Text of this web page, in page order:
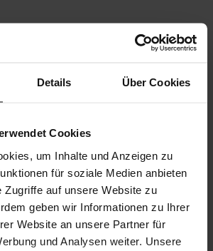
Details Über Cookies
Cookies
um Inhalte und Anzeigen zu
für soziale Medien anbieten
Zugriffe auf unsere Website zu
geben wir Informationen zu Ihrer
Website an unsere Partner für
und Analysen weiter. Unsere
Güth
Rhein